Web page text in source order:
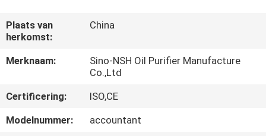
FABRIEKSREIS
KWALITEITSCONTROLE
CONTACTEER
ONS
Plaats van
herkomst:
China
Merknaam:
Sino-NSH Oil Purifier Manufacture
Co.,Ltd
Certificering:
ISO,CE
Modelnummer:
accountant